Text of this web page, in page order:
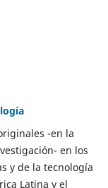
-en la
en los
y de la tecnología
Latina y el